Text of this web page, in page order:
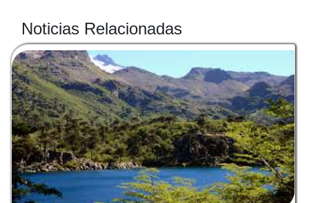
Noticias Relacionadas